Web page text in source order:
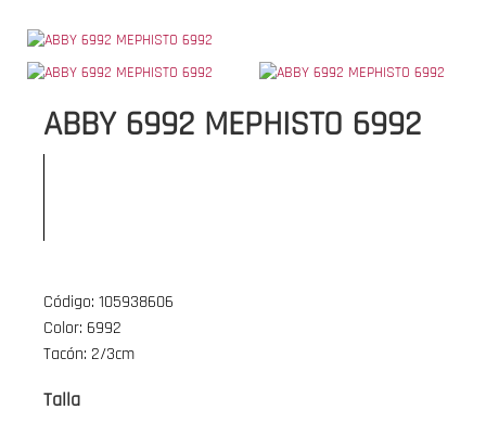
ABBY 6992 MEPHISTO 6992
Código: 105938606
Color: 6992
Tacón: 2/3cm
Talla